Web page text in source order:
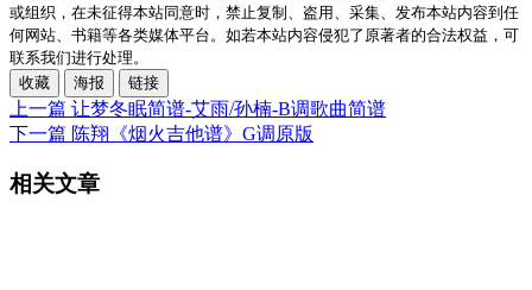
或组织，在未征得本站同意时，禁止复制、盗用、采集、发布本站内容到任
何网站、书籍等各类媒体平台。如若本站内容侵犯了原著者的合法权益，可
联系我们进行处理。
收藏
海报 链接
上一篇 让梦冬眠简谱-艾雨/孙楠-B调歌曲简谱
下一篇 陈翔《烟火吉他谱》G调原版
相关文章